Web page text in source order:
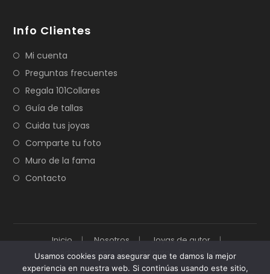
Info Clientes
Mi cuenta
Preguntas frecuentes
Regala 101Collares
Guía de tallas
Cuida tus joyas
Comparte tu foto
Muro de la fama
Contacto
Inicio Nosotros
Joyas de autor
Cuida tus joyas
Contacto
Tienda
Usamos cookies para asegurar que te damos la mejor
experiencia en nuestra web. Si continúas usando este sitio,